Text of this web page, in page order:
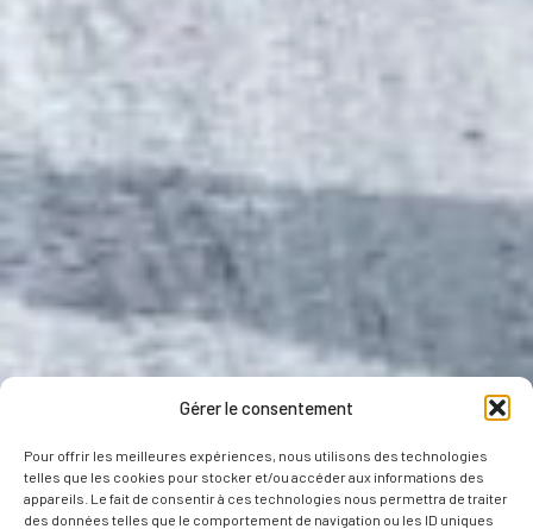
Gérer le consentement
Pour offrir les meilleures expériences, nous utilisons des technologies
telles que les cookies pour stocker et/ou accéder aux informations des
appareils. Le fait de consentir à ces technologies nous permettra de traiter
des données telles que le comportement de navigation ou les ID uniques